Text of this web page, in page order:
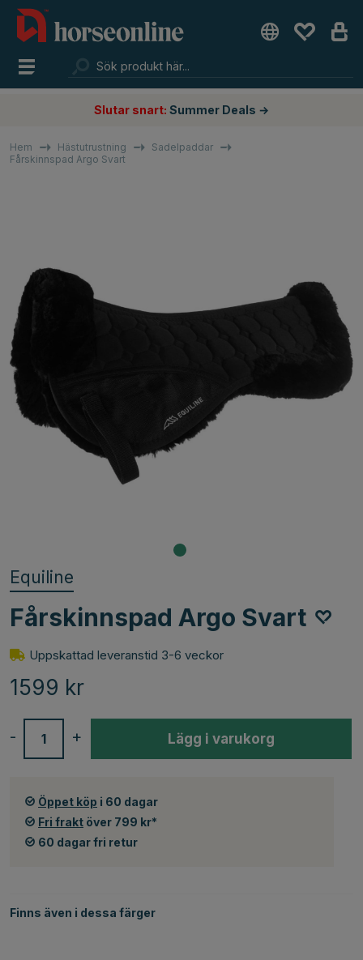
Slutar snart: Summer Deals →
Hem Hästutrustning
Sadelpaddar
Fårskinnspad Argo Svart
Equiline
Fårskinnspad Argo Svart
Uppskattad leveranstid 3-6 veckor
1599 kr
+
- Lägg i varukorg
Öppet köp i 60 dagar
Fri frakt över 799 kr*
60 dagar fri retur
Finns även i dessa färger